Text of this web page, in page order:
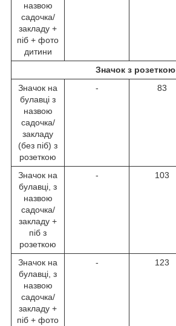
назвою
садочка/
закладу +
піб + фото
дитини
Значок з розеткою
Значок на
булавці з
назвою
садочка/
закладу
(без піб) з
розеткою
- 83
Значок на
булавці, з
назвою
садочка/
закладу +
піб з
розеткою
- 103
Значок на
булавці, з
назвою
садочка/
закладу +
піб + фото
- 123